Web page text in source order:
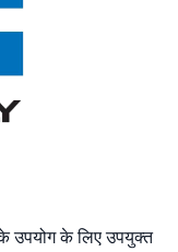
उपयोग के लिए उपयुक्त